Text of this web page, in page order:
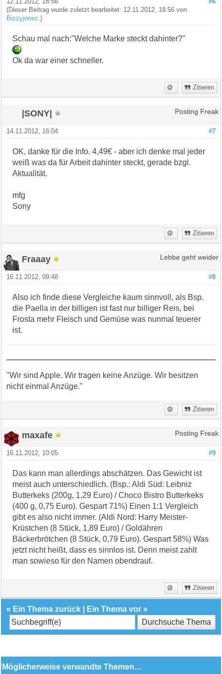
(Dieser Beitrag wurde zuletzt bearbeitet: 12.11.2012, 18:56 von
Bizzyjonez .)
Schau mal nach:"Welche Marke steckt dahinter?"
Ok da war einer schneller.
Zitieren
|SONY| Posting Freak
#7
14.11.2012, 16:04
OK, danke für die Info. 4,49€ - aber ich denke mal jeder
weiß was da für Arbeit dahinter steckt, gerade bzgl.
Aktualität.
mfg
Sony
Zitieren
Fraaay Lebbe geht weider
#8
16.11.2012, 09:48
Also ich finde diese Vergleiche kaum sinnvoll, als Bsp.
die Paella in der billigen ist fast nur billiger Reis, bei
Frosta mehr Fleisch und Gemüse was nunmal teuerer
ist.
"Wir sind Apple. Wir tragen keine Anzüge. Wir besitzen
nicht einmal Anzüge."
Zitieren
maxafe Posting Freak
#9
16.11.2012, 10:05
Das kann man allerdings abschätzen. Das Gewicht ist
meist auch unterschiedlich. (Bsp.: Aldi Süd: Leibniz
Butterkeks (200g, 1,29 Euro) / Choco Bistro Butterkeks
(400 g, 0,75 Euro). Gespart 71%) Einen 1:1 Vergleich
gibt es also nicht immer. (Aldi Nord: Harry Meister-
Krüstchen (8 Stück, 1,89 Euro) / Goldähren
Bäckerbrötchen (8 Stück, 0,79 Euro). Gespart 58%) Was
jetzt nicht heißt, dass es sinnlos ist. Denn meist zahlt
man sowieso für den Namen obendrauf.
Zitieren
« Ein Thema zurück Ein Thema vor »
Möglicherweise verwandte Themen…